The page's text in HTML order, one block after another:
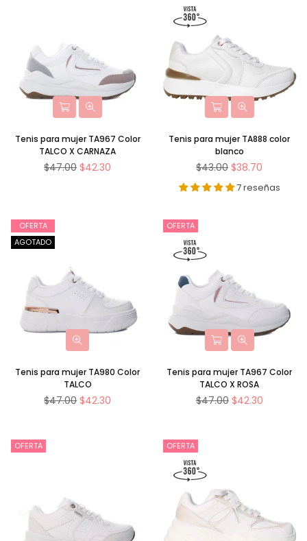
Tenis para mujer TA967 Color
TALCO X CARNAZA
Precio
$47.00 $42.30
Tenis para mujer TA888 color
blanco
Precio
$43.00 $38.70
7 reseñas
OFERTA
AGOTADO
Tenis para mujer TA980 Color
TALCO
Precio
$47.00 $42.30
OFERTA
Tenis para mujer TA967 Color
TALCO X ROSA
Precio
$47.00 $42.30
OFERTA OFERTA